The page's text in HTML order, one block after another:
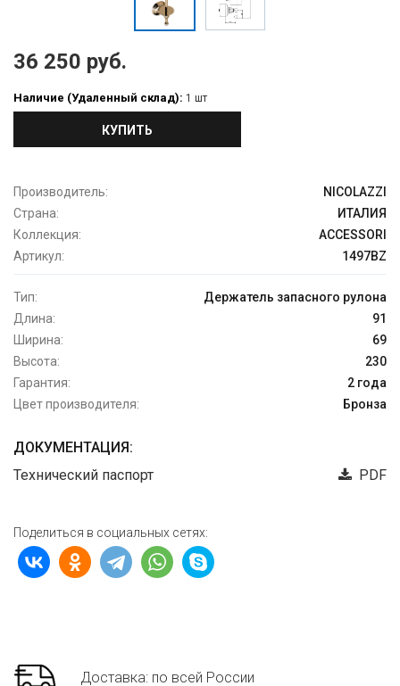
36 250 руб.
Наличие (Удаленный склад): 1 шт
КУПИТЬ
Производитель:
NICOLAZZI
Страна:
ИТАЛИЯ
Коллекция:
ACCESSORI
Артикул:
1497BZ
Тип:
Держатель запасного рулона
Длина:
91
Ширина:
69
Высота:
230
Гарантия:
2 года
Цвет производителя:
Бронза
ДОКУМЕНТАЦИЯ:
Технический паспорт
PDF
Поделиться в социальных сетях:
Доставка: по всей России